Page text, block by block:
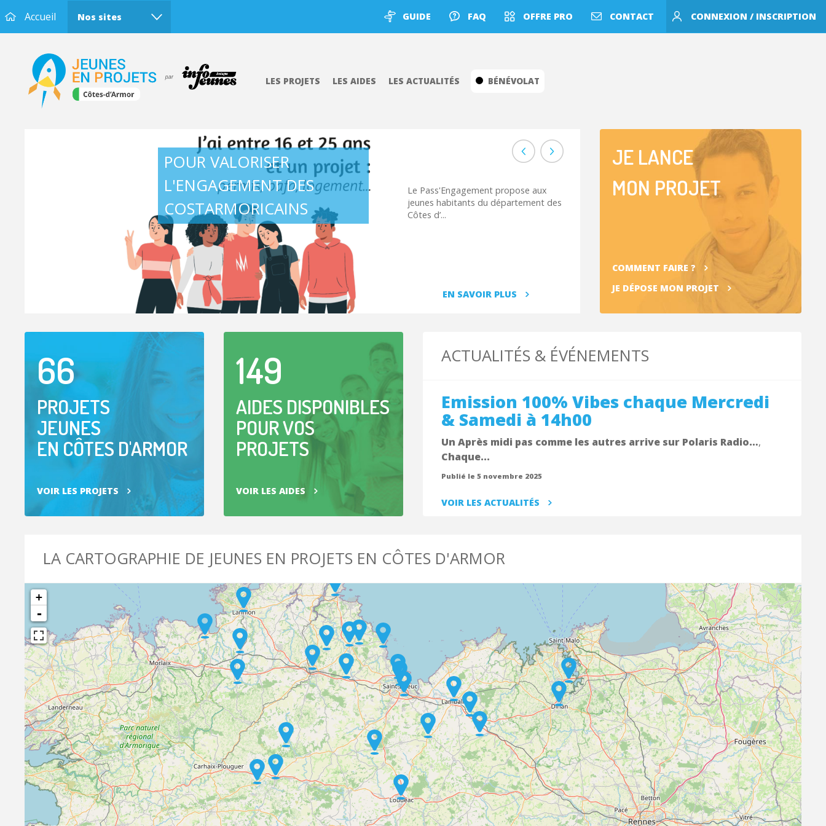
Accueil Nos sites GUIDE FAQ OFFRE PRO CONTACT CONNEXION / INSCRIPTION
LES PROJETS LES AIDES LES ACTUALITÉS BÉNÉVOLAT
POUR VALORISER
L'ENGAGEMENT DES
COSTARMORICAINS
Le Pass'Engagement propose aux
jeunes habitants du département des
Côtes d’...
EN SAVOIR PLUS
LA BOURSE
RETOUR !
JE LANCE
MON PROJET
COMMENT FAIRE ?
JE DÉPOSE MON PROJET
66
PROJETS
JEUNES
EN CÔTES D'ARMOR
VOIR LES PROJETS
149
AIDES DISPONIBLES
POUR VOS
PROJETS
VOIR LES AIDES
ACTUALITÉS & ÉVÉNEMENTS
Emission 100% Vibes chaque Mercredi
& Samedi à 14h00
Un Après midi pas comme les autres arrive sur Polaris Radio…,
Chaque...
Publié le 5 novembre 2025
VOIR LES ACTUALITÉS
LA CARTOGRAPHIE DE JEUNES EN PROJETS EN CÔTES D'ARMOR
+
-